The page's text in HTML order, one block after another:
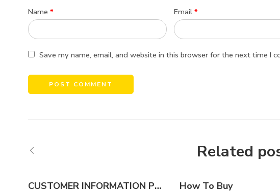
Name * Email*
Save my name, email, and website in this browser for the next time I
Related
CUSTOMER INFORMATION PRIVACY POLICY How To Buy